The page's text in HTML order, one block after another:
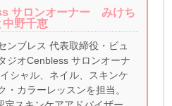
サロンオーナー みけち
中野千恵
ンブレス 代表取締役・ビュ
ジオCenbless サロンオーナ
シャル、ネイル、スキンケ
・カラーレッスンを担当。